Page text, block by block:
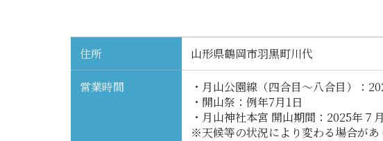
住所 山形県鶴岡市羽黒町川代
営業時間
・月山公園線（四合目～八合目）：
・開山祭：例年7月1日
・月山神社本宮 開山期間：2025年７
※天候等の状況により変わる場合があ